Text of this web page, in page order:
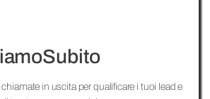
in uscita per qualificare i tuoi lead e